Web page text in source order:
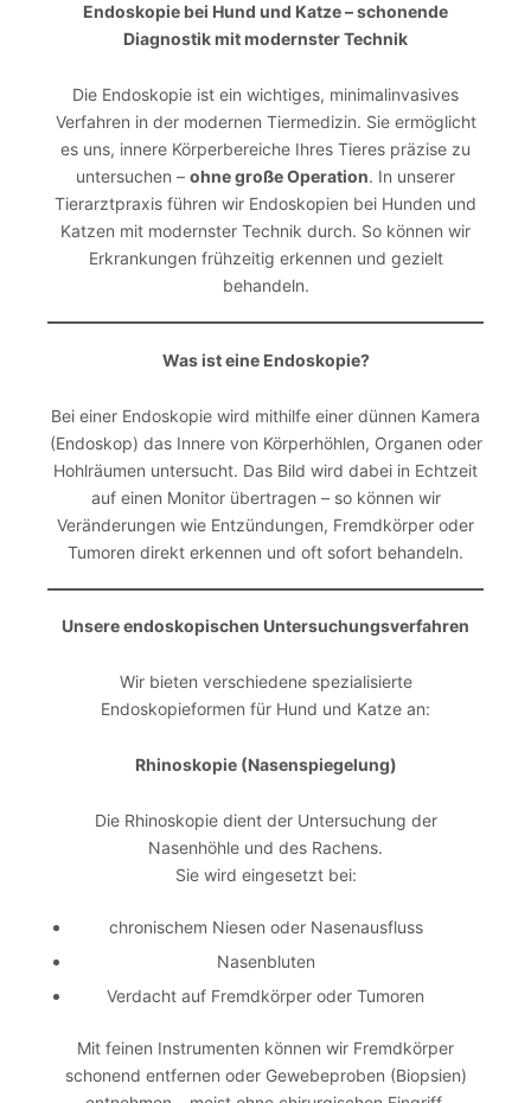
Endoskopie bei Hund und Katze – schonende
Diagnostik mit modernster Technik
Die Endoskopie ist ein wichtiges, minimalinvasives
Verfahren in der modernen Tiermedizin. Sie ermöglicht
es uns, innere Körperbereiche Ihres Tieres präzise zu
untersuchen – ohne große Operation. In unserer
Tierarztpraxis führen wir Endoskopien bei Hunden und
Katzen mit modernster Technik durch. So können wir
Erkrankungen frühzeitig erkennen und gezielt
behandeln.
Was ist eine Endoskopie?
Bei einer Endoskopie wird mithilfe einer dünnen Kamera
(Endoskop) das Innere von Körperhöhlen, Organen oder
Hohlräumen untersucht. Das Bild wird dabei in Echtzeit
auf einen Monitor übertragen – so können wir
Veränderungen wie Entzündungen, Fremdkörper oder
Tumoren direkt erkennen und oft sofort behandeln.
Unsere endoskopischen Untersuchungsverfahren
Wir bieten verschiedene spezialisierte
Endoskopieformen für Hund und Katze an:
Rhinoskopie (Nasenspiegelung)
Die Rhinoskopie dient der Untersuchung der
Nasenhöhle und des Rachens.
Sie wird eingesetzt bei:
chronischem Niesen oder Nasenausfluss
Nasenbluten
Verdacht auf Fremdkörper oder Tumoren
Mit feinen Instrumenten können wir Fremdkörper
schonend entfernen oder Gewebeproben (Biopsien)